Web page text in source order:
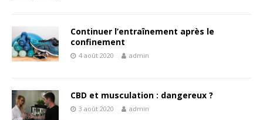
Continuer l’entraînement après le
confinement
4 août 2020 admin
CBD et musculation : dangereux ?
3 août 2020 admin